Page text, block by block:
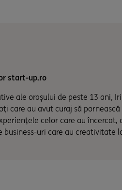
start-up.ro
ale orașului de peste 13 ani,
care au avut curaj să
celor care au
business-uri care au creativitate